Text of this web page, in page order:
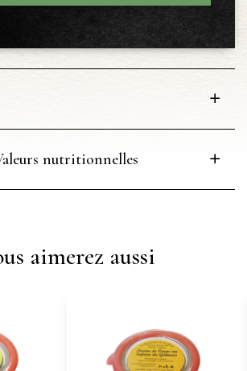
nutritionnelles
aimerez aussi